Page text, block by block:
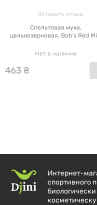
Оставить отзыв
Спельтовая мука,
цельнозерновая, Bob's Red
Нет в наличие
463 ₴
Интернет-
спортивного